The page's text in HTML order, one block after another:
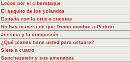
Locos por el ciberataque
El asquito de los yolandos
España con la cruz a cuestas
No hay manera de que Trump nombre a Pedrito
Jessica y la compasión
¿Qué planes tiene usted para octubre?
Siete a cuatro
Sanchezstein y sus amenazas